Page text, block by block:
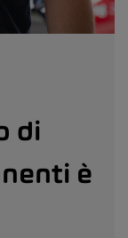
di
è